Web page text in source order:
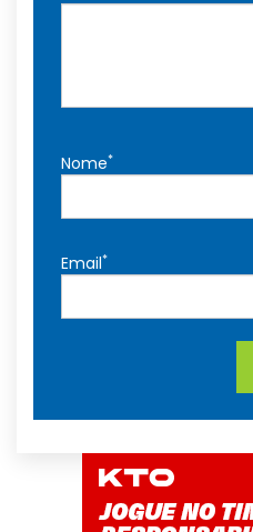
Nome*
Email*